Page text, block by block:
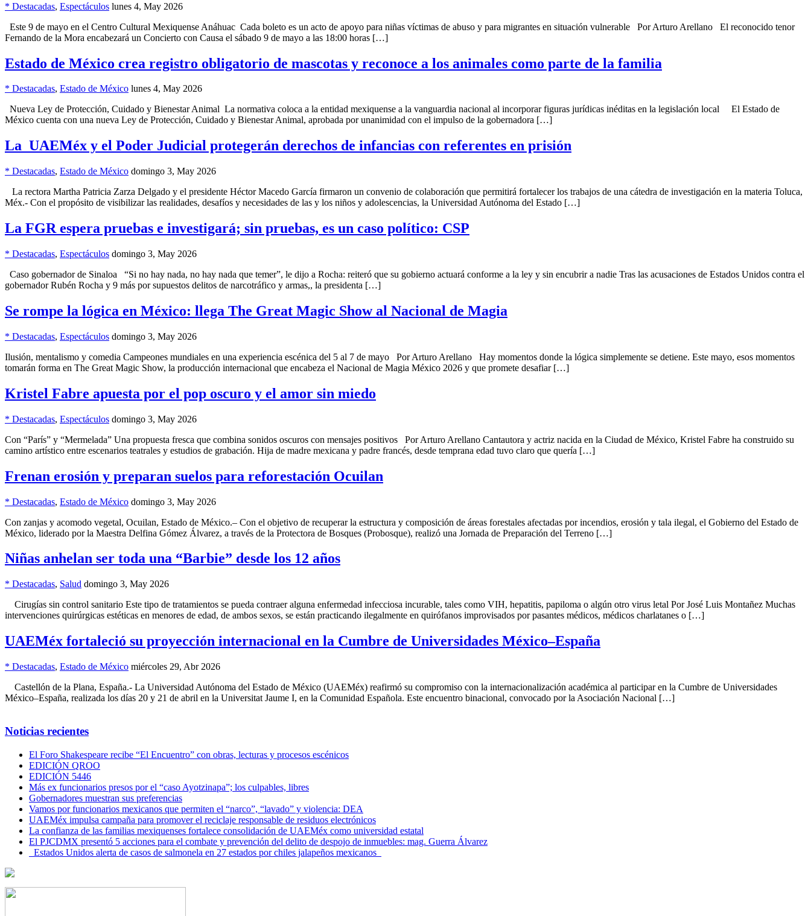
* Destacadas, Espectáculos lunes 4, May 2026
Este 9 de mayo en el Centro Cultural Mexiquense Anáhuac Cada boleto es un acto de apoyo para niñas víctimas de abuso y para migrantes en situación vulnerable Por Arturo Arellano El reconocido tenor
Fernando de la Mora encabezará un Concierto con Causa el sábado 9 de mayo a las 18:00 horas […]
Estado de México crea registro obligatorio de mascotas y reconoce a los animales como parte de la familia
* Destacadas, Estado de México lunes 4, May 2026
Nueva Ley de Protección, Cuidado y Bienestar Animal La normativa coloca a la entidad mexiquense a la vanguardia nacional al incorporar figuras jurídicas inéditas en la legislación local El Estado de
México cuenta con una nueva Ley de Protección, Cuidado y Bienestar Animal, aprobada por unanimidad con el impulso de la gobernadora […]
La UAEMéx y el Poder Judicial protegerán derechos de infancias con referentes en prisión
* Destacadas, Estado de México domingo 3, May 2026
La rectora Martha Patricia Zarza Delgado y el presidente Héctor Macedo García firmaron un convenio de colaboración que permitirá fortalecer los trabajos de una cátedra de investigación en la materia Toluca,
Méx.- Con el propósito de visibilizar las realidades, desafíos y necesidades de las y los niños y adolescencias, la Universidad Autónoma del Estado […]
La FGR espera pruebas e investigará; sin pruebas, es un caso político: CSP
* Destacadas, Espectáculos domingo 3, May 2026
Caso gobernador de Sinaloa “Si no hay nada, no hay nada que temer”, le dijo a Rocha: reiteró que su gobierno actuará conforme a la ley y sin encubrir a nadie Tras las acusaciones de Estados Unidos contra el
gobernador Rubén Rocha y 9 más por supuestos delitos de narcotráfico y armas,, la presidenta […]
Se rompe la lógica en México: llega The Great Magic Show al Nacional de Magia
* Destacadas, Espectáculos domingo 3, May 2026
Ilusión, mentalismo y comedia Campeones mundiales en una experiencia escénica del 5 al 7 de mayo Por Arturo Arellano Hay momentos donde la lógica simplemente se detiene. Este mayo, esos momentos
tomarán forma en The Great Magic Show, la producción internacional que encabeza el Nacional de Magia México 2026 y que promete desafiar […]
Kristel Fabre apuesta por el pop oscuro y el amor sin miedo
* Destacadas, Espectáculos domingo 3, May 2026
Con “París” y “Mermelada” Una propuesta fresca que combina sonidos oscuros con mensajes positivos Por Arturo Arellano Cantautora y actriz nacida en la Ciudad de México, Kristel Fabre ha construido su
camino artístico entre escenarios teatrales y estudios de grabación. Hija de madre mexicana y padre francés, desde temprana edad tuvo claro que quería […]
Frenan erosión y preparan suelos para reforestación Ocuilan
* Destacadas, Estado de México domingo 3, May 2026
Con zanjas y acomodo vegetal, Ocuilan, Estado de México.– Con el objetivo de recuperar la estructura y composición de áreas forestales afectadas por incendios, erosión y tala ilegal, el Gobierno del Estado de
México, liderado por la Maestra Delfina Gómez Álvarez, a través de la Protectora de Bosques (Probosque), realizó una Jornada de Preparación del Terreno […]
Niñas anhelan ser toda una “Barbie” desde los 12 años
* Destacadas, Salud domingo 3, May 2026
Cirugías sin control sanitario Este tipo de tratamientos se pueda contraer alguna enfermedad infecciosa incurable, tales como VIH, hepatitis, papiloma o algún otro virus letal Por José Luis Montañez Muchas
intervenciones quirúrgicas estéticas en menores de edad, de ambos sexos, se están practicando ilegalmente en quirófanos improvisados por pasantes médicos, médicos charlatanes o […]
UAEMéx fortaleció su proyección internacional en la Cumbre de Universidades México–España
* Destacadas, Estado de México miércoles 29, Abr 2026
Castellón de la Plana, España.- La Universidad Autónoma del Estado de México (UAEMéx) reafirmó su compromiso con la internacionalización académica al participar en la Cumbre de Universidades
México–España, realizada los días 20 y 21 de abril en la Universitat Jaume I, en la Comunidad Española. Este encuentro binacional, convocado por la Asociación Nacional […]
Noticias recientes
El Foro Shakespeare recibe “El Encuentro” con obras, lecturas y procesos escénicos
EDICIÓN QROO
EDICIÓN 5446
Más ex funcionarios presos por el “caso Ayotzinapa”; los culpables, libres
Gobernadores muestran sus preferencias
Vamos por funcionarios mexicanos que permiten el “narco”, “lavado” y violencia: DEA
UAEMéx impulsa campaña para promover el reciclaje responsable de residuos electrónicos
La confianza de las familias mexiquenses fortalece consolidación de UAEMéx como universidad estatal
El PJCDMX presentó 5 acciones para el combate y prevención del delito de despojo de inmuebles: mag. Guerra Álvarez
Estados Unidos alerta de casos de salmonela en 27 estados por chiles jalapeños mexicanos